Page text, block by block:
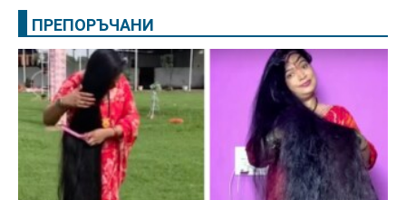
ПРЕПОРЪЧАНИ